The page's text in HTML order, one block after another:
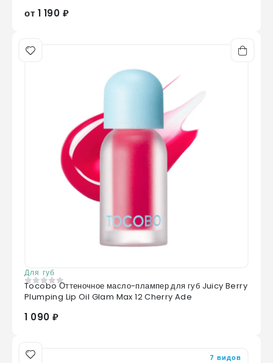
от 1 190 ₽
Для губ
0 из 5
Tocobo Оттеночное масло-плампер для губ Juicy Berry
Plumping Lip Oil Glam Max 12 Cherry Ade
1 090 ₽
7 видов